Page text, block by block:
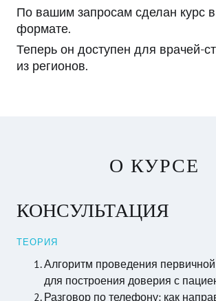
По вашим запросам сделан курс
формате.
Теперь он доступен для врачей-
из регионов.
О КУРСЕ
КОНСУЛЬТАЦИЯ
ТЕОРИЯ
Алгоритм проведения первичной
для построения доверия с
Разговор по телефону: как